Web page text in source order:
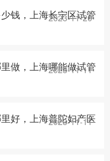
钱，上海长宁区试管
2023-11-20
做，上海哪能做试管
2023-11-11
好，上海普陀妇产医
2023-11-11